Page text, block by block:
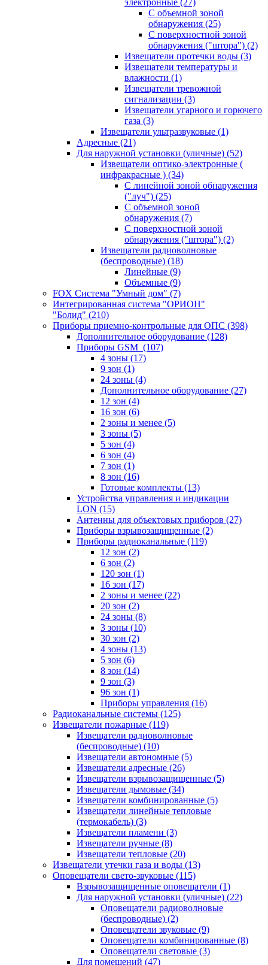
электронные (27)
С объемной зоной
обнаружения (25)
С поверхностной зоной
обнаружения ("штора") (2)
Извещатели протечки воды (3)
Извещатели температуры и
влажности (1)
Извещатели тревожной
сигнализации (3)
Извещатели угарного и горючего
газа (3)
Извещатели ультразвуковые (1)
Адресные (21)
Для наружной установки (уличные) (52)
Извещатели оптико-электронные (
инфракрасные ) (34)
С линейной зоной обнаружения
("луч") (25)
С объемной зоной
обнаружения (7)
С поверхностной зоной
обнаружения ("штора") (2)
Извещатели радиоволновые
(беспроводные) (18)
Линейные (9)
Объемные (9)
FOX Система "Умный дом" (7)
Интегрированная система "ОРИОН"
"Болид" (210)
Приборы приемно-контрольные для ОПС (398)
Дополнительное оборудование (128)
Приборы GSM (107)
4 зоны (17)
9 зон (1)
24 зоны (4)
Дополнительное оборудование (27)
12 зон (4)
16 зон (6)
2 зоны и менее (5)
3 зоны (5)
5 зон (4)
6 зон (4)
7 зон (1)
8 зон (16)
Готовые комплекты (13)
Устройства управления и индикации
LON (15)
Антенны для объектовых приборов (27)
Приборы взрывозащищенные (2)
Приборы радиоканальные (119)
12 зон (2)
6 зон (2)
120 зон (1)
16 зон (17)
2 зоны и менее (22)
20 зон (2)
24 зоны (8)
3 зоны (10)
30 зон (2)
4 зоны (13)
5 зон (6)
8 зон (14)
9 зон (3)
96 зон (1)
Приборы управления (16)
Радиоканальные системы (125)
Извещатели пожарные (119)
Извещатели радиоволновые
(беспроводные) (10)
Извещатели автономные (5)
Извещатели адресные (26)
Извещатели взрывозащищенные (5)
Извещатели дымовые (34)
Извещатели комбинированные (5)
Извещатели линейные тепловые
(термокабель) (3)
Извещатели пламени (3)
Извещатели ручные (8)
Извещатели тепловые (20)
Извещатели утечки газа и воды (13)
Оповещатели свето-звуковые (115)
Взрывозащищенные оповещатели (1)
Для наружной установки (уличные) (22)
Оповещатели радиоволновые
(беспроводные) (2)
Оповещатели звуковые (9)
Оповещатели комбинированные (8)
Оповещатели световые (3)
Для помещений (47)